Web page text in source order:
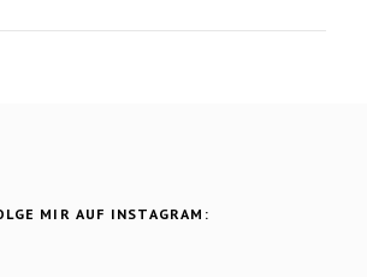
MIR AUF INSTAGRAM: